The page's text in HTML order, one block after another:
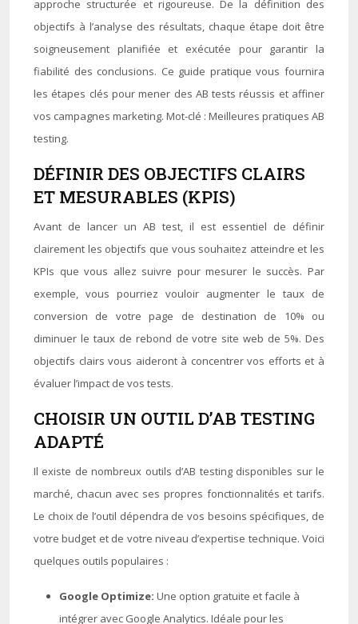
approche structurée et rigoureuse. De la définition des
objectifs à l’analyse des résultats, chaque étape doit être
soigneusement planifiée et exécutée pour garantir la
fiabilité des conclusions. Ce guide pratique vous fournira
les étapes clés pour mener des AB tests réussis et affiner
vos campagnes marketing. Mot-clé : Meilleures pratiques AB
testing.
DÉFINIR DES OBJECTIFS CLAIRS
ET MESURABLES (KPIS)
Avant de lancer un AB test, il est essentiel de définir
clairement les objectifs que vous souhaitez atteindre et les
KPIs que vous allez suivre pour mesurer le succès. Par
exemple, vous pourriez vouloir augmenter le taux de
conversion de votre page de destination de 10% ou
diminuer le taux de rebond de votre site web de 5%. Des
objectifs clairs vous aideront à concentrer vos efforts et à
évaluer l’impact de vos tests.
CHOISIR UN OUTIL D’AB TESTING
ADAPTÉ
Il existe de nombreux outils d’AB testing disponibles sur le
marché, chacun avec ses propres fonctionnalités et tarifs.
Le choix de l’outil dépendra de vos besoins spécifiques, de
votre budget et de votre niveau d’expertise technique. Voici
quelques outils populaires :
Google Optimize: Une option gratuite et facile à
intégrer avec Google Analytics. Idéale pour les